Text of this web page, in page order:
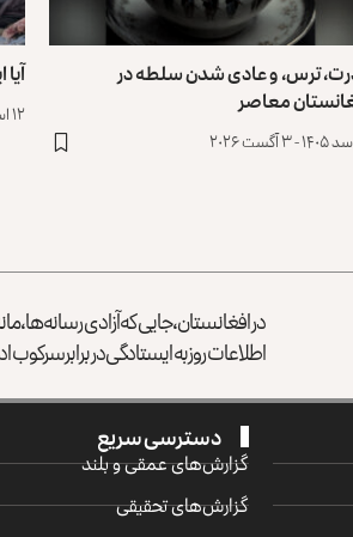
ترس، و عادی ‌شدن سلطه در
معاصر ۱۲ اسد ۱۴۰۵ - ۳ آگست ۲۰۲۶
در افغانستان، جایی که آزادی
اطلاعات روز به ایستادگی در برابر
دسترسی سریع
گزارش‌‌های عمقی و بلند
گزارش‌های تحقیقی